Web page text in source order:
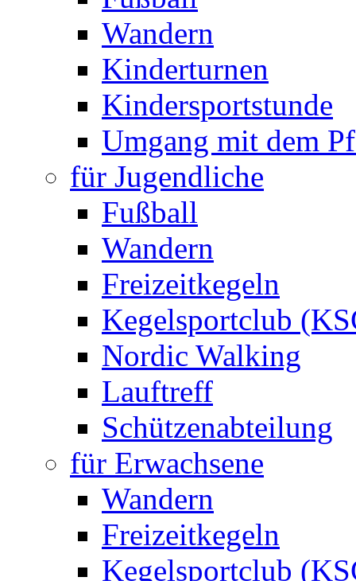
Wandern
Kinderturnen
Kindersportstunde
Umgang mit dem
für Jugendliche
Fußball
Wandern
Freizeitkegeln
Kegelsportclub
Nordic Walking
Lauftreff
Schützenabteilung
für Erwachsene
Wandern
Freizeitkegeln
Kegelsportclub